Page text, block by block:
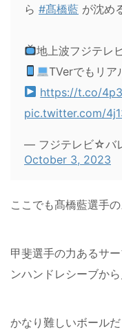
ら #髙橋藍 が沈め
地上波フジテレ
TVerでもリア
https://t.co/
pic.twitter.com/
— フジテレビ☆バ
October 3, 2023
ここでも髙橋藍選手
甲斐選手の力あるサ
ンハンドレシーブか
かなり難しいボール